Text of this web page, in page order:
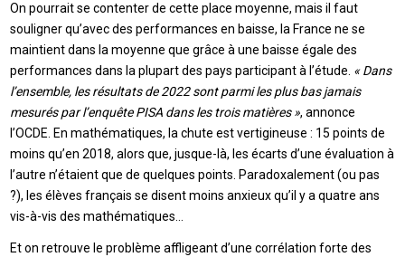
On pourrait se contenter de cette place moyenne, mais il faut
souligner qu’avec des performances en baisse, la France ne se
maintient dans la moyenne que grâce à une baisse égale des
performances dans la plupart des pays participant à l’étude. « Dans
l’ensemble, les résultats de 2022 sont parmi les plus bas jamais
mesurés par l’enquête PISA dans les trois matières », annonce
l’OCDE. En mathématiques, la chute est vertigineuse : 15 points de
moins qu’en 2018, alors que, jusque-là, les écarts d’une évaluation à
l’autre n’étaient que de quelques points. Paradoxalement (ou pas
?), les élèves français se disent moins anxieux qu’il y a quatre ans
vis-à-vis des mathématiques…
Et on retrouve le problème affligeant d’une corrélation forte des